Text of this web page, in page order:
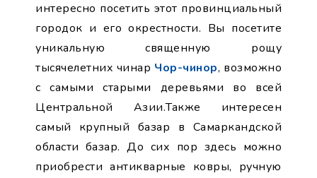
интересно посетить этот провинциальный
городок и его окрестности. Вы посетите
уникальную священную рощу
тысячелетних чинар Чор-чинор, возможно
с самыми старыми деревьями во всей
Центральной Азии.Также интересен
самый крупный базар в Самаркандской
области базар. До сих пор здесь можно
приобрести антикварные ковры, ручную